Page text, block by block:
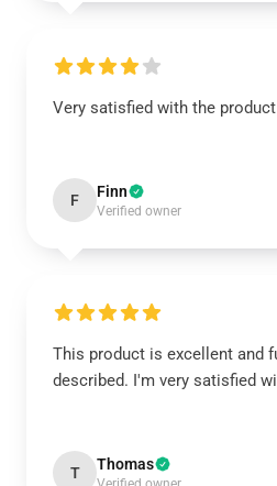
Very satisfied with the
F Finn
Verified owner
This product is excellent and
described. I'm very satisfied
T Thomas